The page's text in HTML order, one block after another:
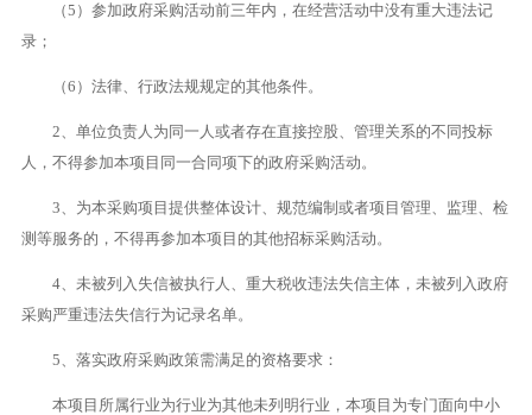
（5）参加政府采购活动前三年内，在经营活动中没有重大违法记
录；
（6）法律、行政法规规定的其他条件。
2、单位负责人为同一人或者存在直接控股、管理关系的不同投标
人，不得参加本项目同一合同项下的政府采购活动。
3、为本采购项目提供整体设计、规范编制或者项目管理、监理、检
测等服务的，不得再参加本项目的其他招标采购活动。
4、未被列入失信被执行人、重大税收违法失信主体，未被列入政府
采购严重违法失信行为记录名单。
5、落实政府采购政策需满足的资格要求：
本项目所属行业为行业为其他未列明行业，本项目为专门面向中小